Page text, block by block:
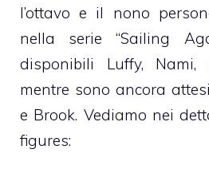
l’ottavo e il nono
nella serie “Sailing
disponibili Luffy, Nami,
mentre sono ancora
e Brook. Vediamo nei
figures: